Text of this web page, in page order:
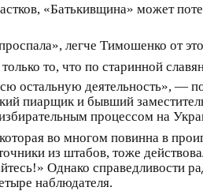
«Батькивщина» может
легче Тимошенко от
то, что по старинной
остальную деятельность», —
пиарщик и бывший
процессом на
во многом повинна в
из штабов, тоже
Однако справедливости
наблюдателя.